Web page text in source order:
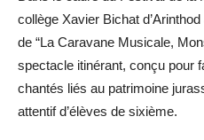
collège Xavier Bichat
de “La Caravane Musicale,
spectacle itinérant, conçu pour
chantés liés au patrimoine
attentif d’élèves de sixième.